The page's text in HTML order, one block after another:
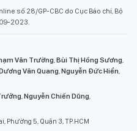
số 28/GP-CBC do Cục Báo chí, Bộ
2023.
Văn Trường,Bùi Thị Hồng Sương,
Văn Quang,Nguyễn Đức Hiển,
,Nguyễn Chiến Dũng,
Phường 5, Quận 3, TP.HCM